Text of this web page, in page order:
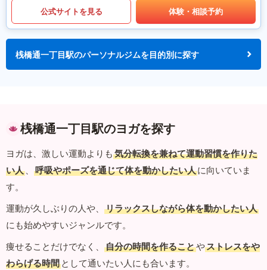
公式サイトを見る 体験・相談予約
桟橋通一丁目駅のパーソナルジムを目的別に探す
桟橋通一丁目駅のヨガを探す
ヨガは、激しい運動よりも 気分転換を兼ねて運動習慣を作りた
い人 、 呼吸やポーズを通じて体を動かしたい人に向いていま
す。
運動が久しぶりの人や、
リラックスしながら体を動かしたい人
にも始めやすいジャンルです。
痩せることだけでなく、
自分の時間を作ることやストレスをや
わらげる時間 として通いたい人にも合います。